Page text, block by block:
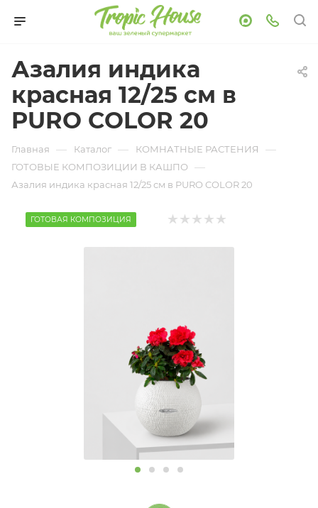
Азалия индика
красная 12/25 см в
PURO COLOR 20
Главная — Каталог — КОМНАТНЫЕ РАСТЕНИЯ —
ГОТОВЫЕ КОМПОЗИЦИИ В КАШПО —
Азалия индика красная 12/25 см в PURO COLOR 20
ГОТОВАЯ КОМПОЗИЦИЯ